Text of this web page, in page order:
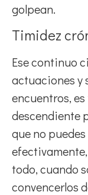
golpean.
Timidez
Ese continuo
actuaciones y
encuentros,
descendiente
que no
todo, cuando
convencerlos